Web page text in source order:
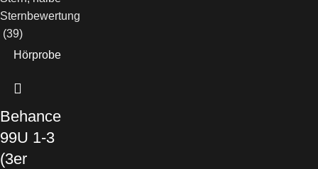
(39)
Hörprobe
Behance
99U 1-3
(3er